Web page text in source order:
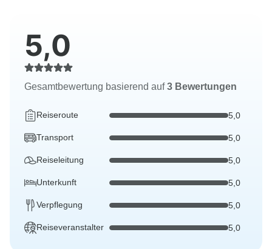
5,0
Gesamtbewertung basierend auf3 Bewertungen
Reiseroute 5,0
Transport 5,0
Reiseleitung 5,0
Unterkunft 5,0
Verpflegung 5,0
Reiseveranstalter 5,0